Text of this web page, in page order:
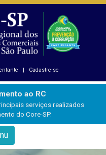
| Cadastre-se
ao RC
serviços realizados
do Core-SP.